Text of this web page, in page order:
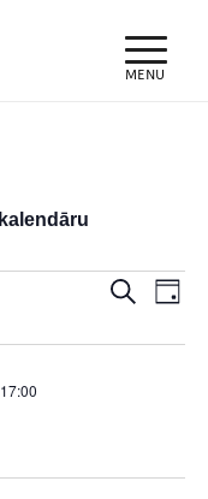
Meklēt
Day